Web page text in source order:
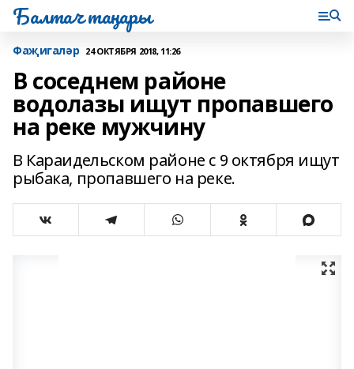
Балтач таңнары
Фаҗигаләр 24 ОКТЯБРЯ 2018, 11:26
В соседнем районе
водолазы ищут пропавшего
на реке мужчину
В Караидельском районе с 9 октября ищут
рыбака, пропавшего на реке.